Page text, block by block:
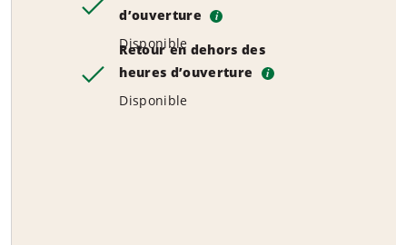
d’ouverture
i
Disponible
Retour en dehors des
heures d’ouverture
i
Disponible